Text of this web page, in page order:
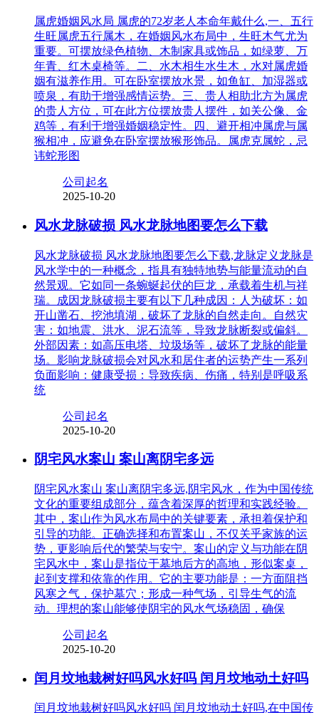
属虎婚姻风水局 属虎的72岁老人本命年戴什么,一、五行
生旺属虎五行属木，在婚姻风水布局中，生旺木气尤为
重要。可摆放绿色植物、木制家具或饰品，如绿萝、万
年青、红木桌椅等。二、水木相生水生木，水对属虎婚
姻有滋养作用。可在卧室摆放水景，如鱼缸、加湿器或
喷泉，有助于增强感情运势。三、贵人相助北方为属虎
的贵人方位，可在此方位摆放贵人摆件，如关公像、金
鸡等，有利于增强婚姻稳定性。四、避开相冲属虎与属
猴相冲，应避免在卧室摆放猴形饰品。属虎克属蛇，忌
讳蛇形图
公司起名
2025-10-20
风水龙脉破损 风水龙脉地图要怎么下载
风水龙脉破损 风水龙脉地图要怎么下载,龙脉定义龙脉是
风水学中的一种概念，指具有独特地势与能量流动的自
然景观。它如同一条蜿蜒起伏的巨龙，承载着生机与祥
瑞。成因龙脉破损主要有以下几种成因：人为破坏：如
开山凿石、挖池填湖，破坏了龙脉的自然走向。自然灾
害：如地震、洪水、泥石流等，导致龙脉断裂或偏斜。
外部因素：如高压电塔、垃圾场等，破坏了龙脉的能量
场。影响龙脉破损会对风水和居住者的运势产生一系列
负面影响：健康受损：导致疾病、伤痛，特别是呼吸系
统
公司起名
2025-10-20
阴宅风水案山 案山离阴宅多远
阴宅风水案山 案山离阴宅多远,阴宅风水，作为中国传统
文化的重要组成部分，蕴含着深厚的哲理和实践经验。
其中，案山作为风水布局中的关键要素，承担着保护和
引导的功能。正确选择和布置案山，不仅关乎家族的运
势，更影响后代的繁荣与安宁。案山的定义与功能在阴
宅风水中，案山是指位于墓地后方的高地，形似案桌，
起到支撑和依靠的作用。它的主要功能是：一方面阻挡
风寒之气，保护墓穴；形成一种气场，引导生气的流
动。理想的案山能够使阴宅的风水气场稳固，确保
公司起名
2025-10-20
闰月坟地栽树好吗风水好吗 闰月坟地动土好吗
闰月坟地栽树好吗风水好吗 闰月坟地动土好吗,在中国传